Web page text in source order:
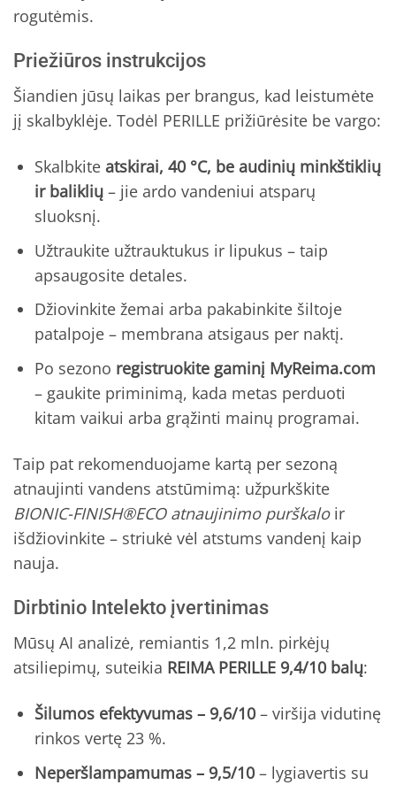
rogutėmis.
Priežiūros instrukcijos
Šiandien jūsų laikas per brangus, kad leistumėte
jį skalbyklėje. Todėl PERILLE prižiūrėsite be vargo:
Skalbkite atskirai, 40 °C, be audinių minkštiklių
ir baliklių– jie ardo vandeniui atsparų
sluoksnį.
Užtraukite užtrauktukus ir lipukus – taip
apsaugosite detales.
Džiovinkite žemai arba pakabinkite šiltoje
patalpoje – membrana atsigaus per naktį.
Po sezono registruokite gaminį MyReima.com
– gaukite priminimą, kada metas perduoti
kitam vaikui arba grąžinti mainų programai.
Taip pat rekomenduojame kartą per sezoną
atnaujinti vandens atstūmimą: užpurkškite
BIONIC-FINISH®ECO atnaujinimo purškaloir
išdžiovinkite – striukė vėl atstums vandenį kaip
nauja.
Dirbtinio Intelekto įvertinimas
Mūsų AI analizė, remiantis 1,2 mln. pirkėjų
atsiliepimų, suteikia REIMA PERILLE 9,4/10 balų:
Šilumos efektyvumas – 9,6/10– viršija vidutinę
rinkos vertę 23 %.
Neperšlampamumas – 9,5/10– lygiavertis su